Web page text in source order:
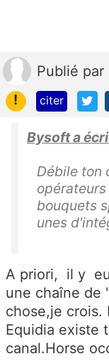
Publié par
!
citer
Bysoft a
Débile ton
bouquets
unes
A priori, il y
une chaîne de
chose,je crois.
Equidia existe
canal.Horse